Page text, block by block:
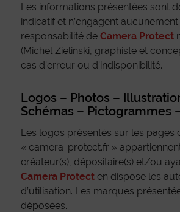
Les informations présentées sont
indicatif et n’engagent aucunement
responsabilité de Camera Protect
(Michel Zielinski, graphiste et
cas d’erreur ou d’indisponibilité.
Logos – Photos –
Schémas – Pictogrammes
Les logos présentés sur les pages
« camera-protect.fr »
créateur(s), dépositaire(s) et/ou
Camera Protecten dispose les
d’utilisation. Les marques
déposées.